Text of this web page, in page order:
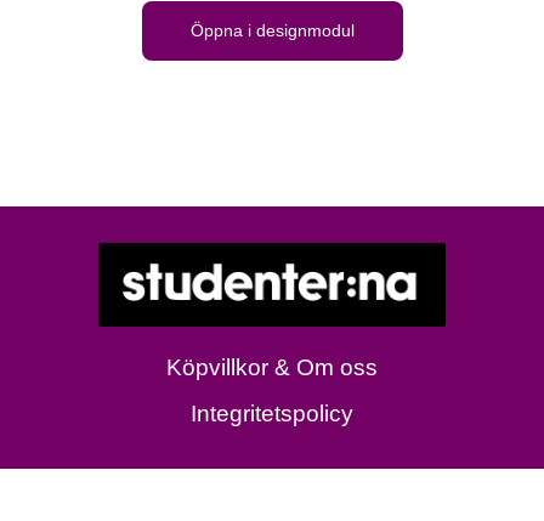
Öppna i designmodul
Köpvillkor & Om oss
Integritetspolicy